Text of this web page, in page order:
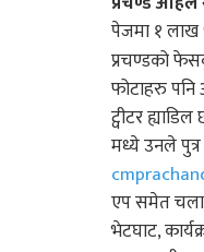
पेजमा १
प्रचण्डको
फोटाहरु
ट्वीटर
मध्ये उनले
एप समेत
भेटघाट,